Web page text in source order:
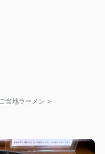
ご当地ラーメン >